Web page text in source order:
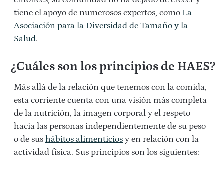
tiene el apoyo de numerosos expertos, como La
Asociación para la Diversidad de Tamaño y la
Salud.
¿Cuáles son los principios de HAES?
Más allá de la relación que tenemos con la comida,
esta corriente cuenta con una visión más completa
de la nutrición, la imagen corporal y el respeto
hacia las personas independientemente de su peso
o de sus hábitos alimenticios y en relación con la
actividad física. Sus principios son los siguientes: